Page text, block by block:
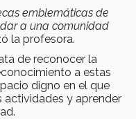
emblemáticas de
a una comunidad
la profesora.
de reconocer la
a estas
digno en el que
actividades y aprender